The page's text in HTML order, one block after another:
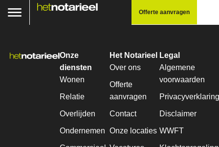
Offerte aanvragen
Onze
diensten
Wonen
Relatie
Overlijden
Ondernemen
Het Notarieel
Over ons
Offerte
aanvragen
Contact
Onze locaties
Legal
Algemene
voorwaarden
Privacyverklaring
Disclaimer
WWFT